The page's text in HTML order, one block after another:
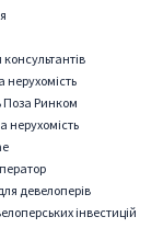
Поза Ринком
нерухомість
девелоперів
інвестицій